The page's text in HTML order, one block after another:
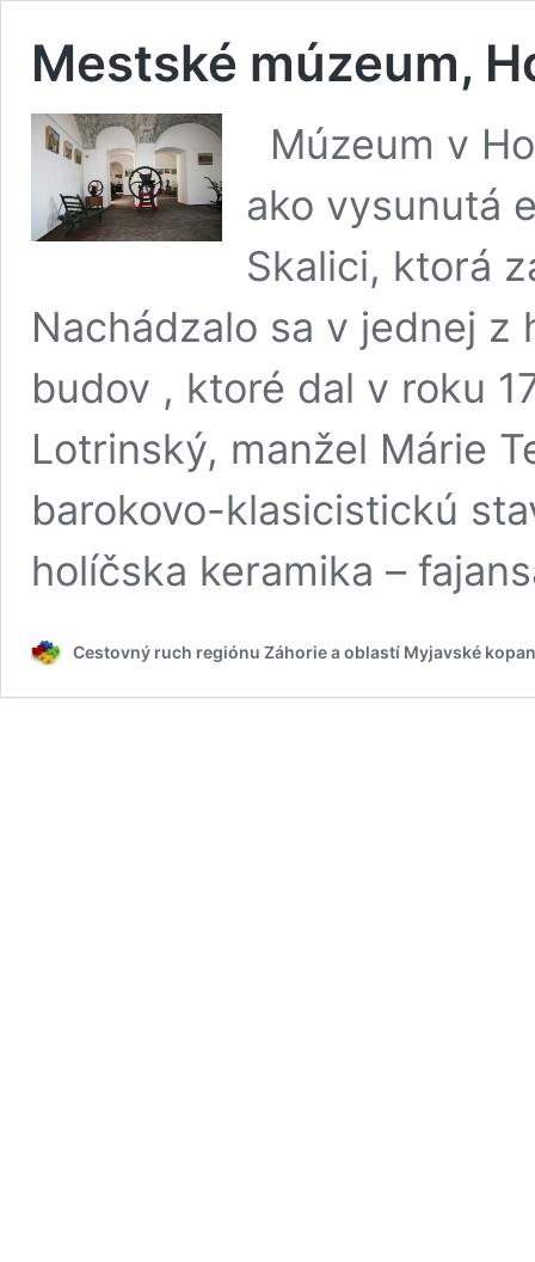
Mestské múzeum,
Múzeum v
ako vysunutá
Skalici, ktorá
Nachádzalo sa v jednej
budov , ktoré dal v roku
Lotrinský, manžel Márie
barokovo-klasicistickú
holíčska keramika –
Cestovný ruch regiónu Záhorie a oblastí Myjavské